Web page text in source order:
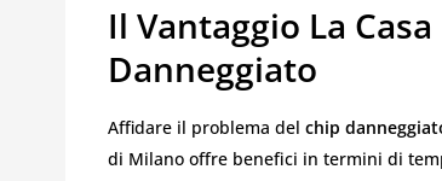
Il Vantaggio La
Danneggiato
Affidare il problema del chip
di Milano offre benefici in termini di